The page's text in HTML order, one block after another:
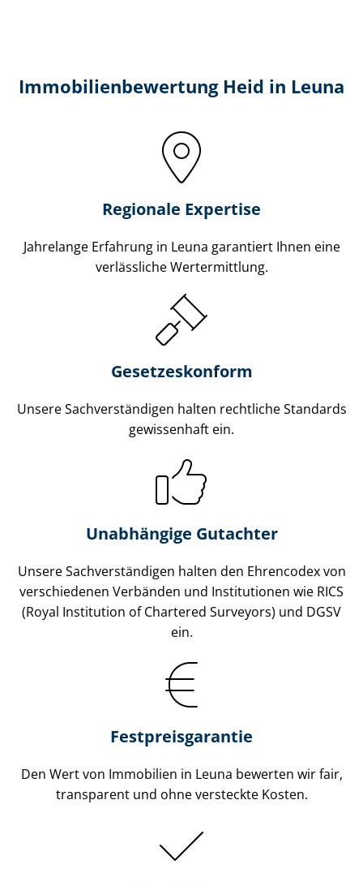
Immobilien­bewertung Heid in Leuna
Regionale Expertise
Jahrelange Erfahrung in Leuna garantiert Ihnen eine
verlässliche Wertermittlung.
Gesetzes­konform
Unsere Sach­ver­stän­di­gen halten rechtliche Standards
gewissenhaft ein.
Unabhängige Gutachter
Unsere Sach­ver­stän­di­gen halten den Ehrencodex von
verschiedenen Verbänden und Institutionen wie RICS
(Royal Institution of Chartered Surveyors) und DGSV
ein.
Festpreis​garantie
Den Wert von Immobilien in Leuna bewerten wir fair,
transparent und ohne versteckte Kosten.